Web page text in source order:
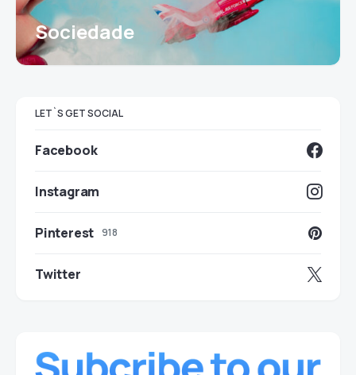
Sociedade
LET`S GET SOCIAL
Facebook
Instagram
Pinterest 918
Twitter